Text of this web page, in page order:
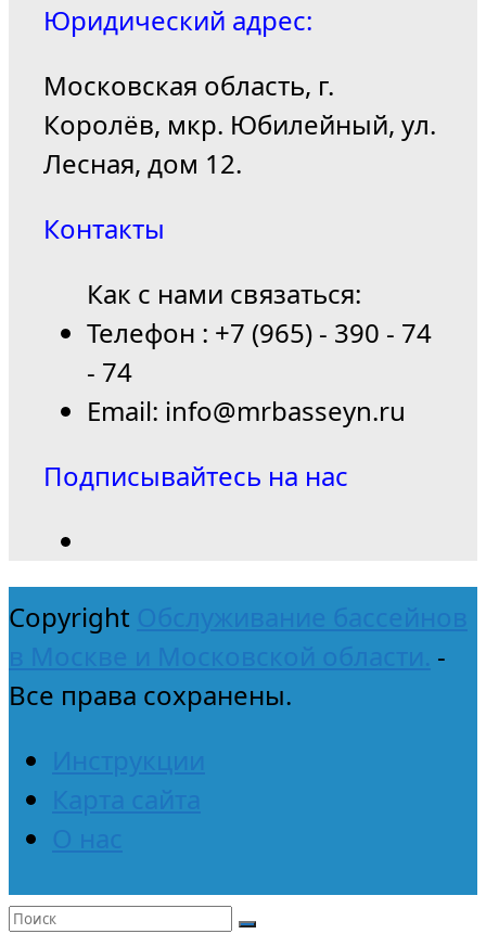
Юридический адрес:
Московская область, г.
Королёв, мкр. Юбилейный, ул.
Лесная, дом 12.
Контакты
Как с нами связаться:
Телефон : +7 (965) - 390 - 74
- 74
Email: info@mrbasseyn.ru
Подписывайтесь на нас
Copyright Обслуживание бассейнов
в Москве и Московской области. -
Все права сохранены.
Инструкции
Карта сайта
О нас